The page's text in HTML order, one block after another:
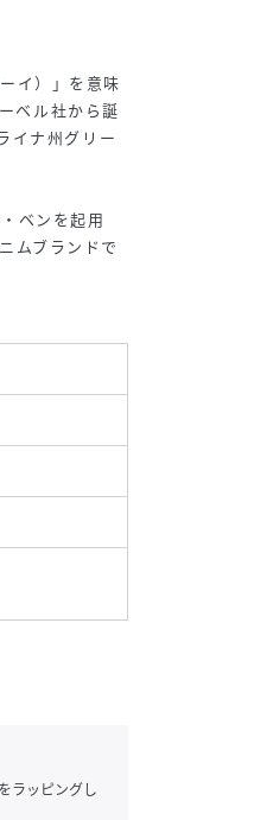
イ）」を意味
ベル社から誕
イナ州グリー
ベンを起用
ムブランドで
ラッピングし